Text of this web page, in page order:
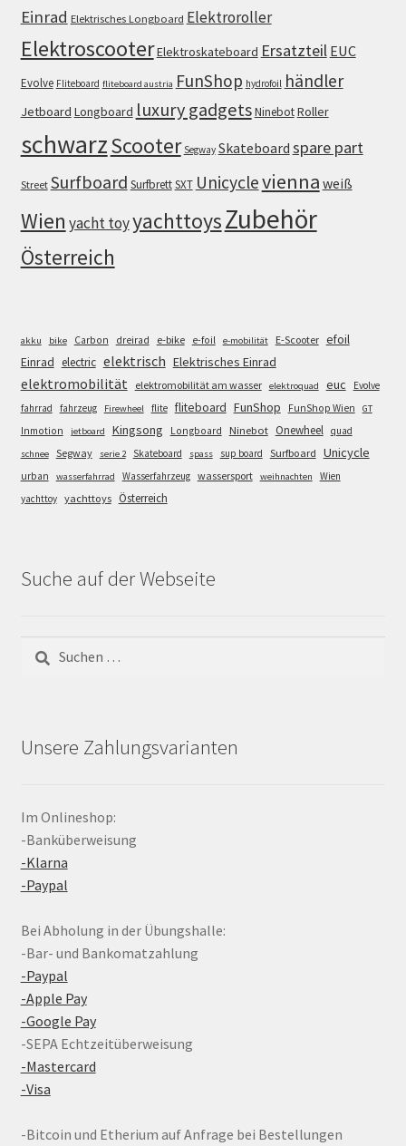
Einrad Elektrisches Longboard Elektroroller
ElektroscooterElektroskateboard Ersatzteil EUC
Evolve Fliteboard fliteboard austria FunShop hydrofoil händler
Jetboard Longboard luxury gadgetsNinebotRoller
schwarzScooter Segway Skateboard spare part
Street Surfboard SurfbrettSXT Unicyclevienna weiß
Wien yacht toyyachttoysZubehör
Österreich
akku bike Carbon dreirad e-bike e-foil e-mobilität E-Scooter efoil
Einrad electric elektrisch Elektrisches Einrad
elektromobilität elektromobilität am wasser elektroquad euc
Evolve
fahrrad
fahrzeug Firewheel flite fliteboard FunShop FunShop Wien GT
Inmotion jetboard Kingsong Longboard Ninebot Onewheel quad
schnee Segway serie 2 Skateboard spass sup board Surfboard Unicycle
urban wasserfahrrad Wasserfahrzeug wassersport weihnachten
Wien
yachttoy yachttoys Österreich
Suche auf der Webseite
Suchen
nach:
Unsere Zahlungsvarianten
Im Onlineshop:
-Banküberweisung
-Klarna
-Paypal
Bei Abholung in der Übungshalle:
-Bar- und Bankomatzahlung
-Paypal
-Apple Pay
-Google Pay
-SEPA Echtzeitüberweisung
-Mastercard
-Visa
-Bitcoin und Etherium auf Anfrage bei Bestellungen